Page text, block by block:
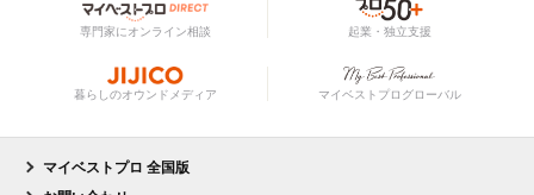
専門家にオンライン相談 起業・独立支援
暮らしのオウンドメディア マイベストプログローバル
マイベストプロ 全国版